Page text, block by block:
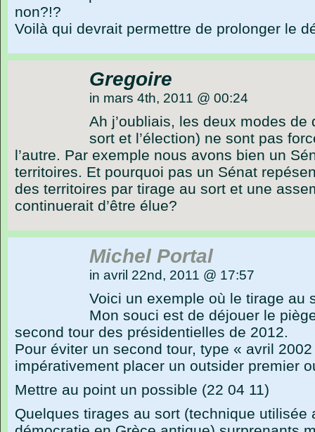
non?!?
Voilà qui devrait permettre de prolonger le
Gregoire
in mars 4th, 2011 @ 00:24
Ah j’oubliais, les deux modes
sort et l’élection) ne sont pas
l’autre. Par exemple nous avons bien un
territoires. Et pourquoi pas un Sénat
des territoires par tirage au sort et une
continuerait d’être élue?
Michel Portal
in avril 22nd, 2011 @ 17:57
Voici un exemple où le tirage au
Mon souci est de déjouer le
second tour des présidentielles de 2012.
Pour éviter un second tour, type « avril
impérativement placer un outsider premier
Mettre au point un possible (22 04 11)
Quelques tirages au sort (technique utilisée